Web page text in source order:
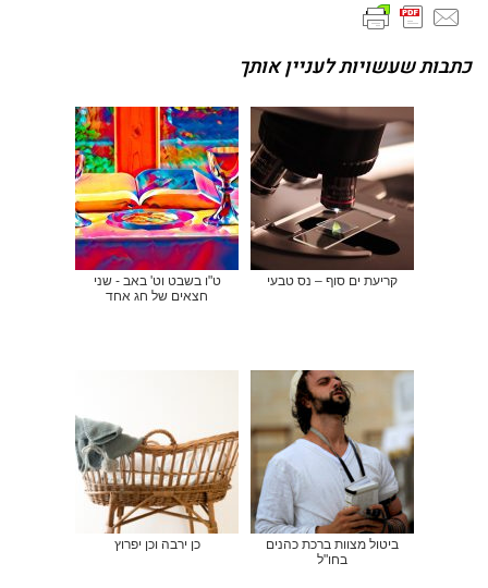
כתבות שעשויות לעניין אותך
קריעת ים סוף – נס טבעי
ט"ו בשבט וט' באב - שני
חצאים של חג אחד
ביטול מצוות ברכת כהנים
בחו"ל
כן ירבה וכן יפרוץ